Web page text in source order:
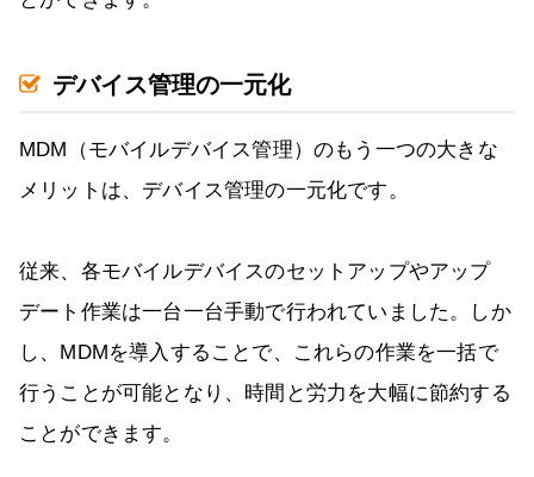
デバイス管理の一元化
MDM（モバイルデバイス管理）のもう一つの大きな
メリットは、デバイス管理の一元化です。
従来、各モバイルデバイスのセットアップやアップ
デート作業は一台一台手動で行われていました。しか
し、MDMを導入することで、これらの作業を一括で
行うことが可能となり、時間と労力を大幅に節約する
ことができます。